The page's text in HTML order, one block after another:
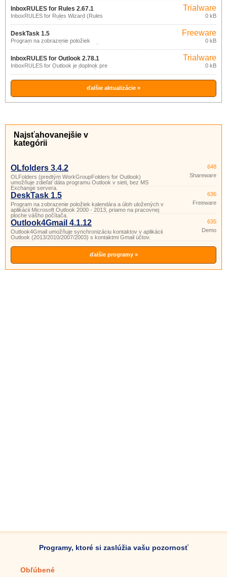
InboxRULES for Rules 2.67.1
InboxRULES for Rules Wizard (Rules
Wizard Edition) je užívateľská akcia
(custom action) pre Pravidlá MS
Outlooku (MS Outlook Rules Wizard).
Trialware
0 kB
DeskTask 1.5
Program na zobrazenie položiek
kalendára a úloh uložených v aplikácii
Microsoft Outlook 2000 - 2013, priamo
na pracovnej ploche vášho počítača.
Freeware
0 kB
InboxRULES for Outlook 2.78.1
InboxRULES for Outlook je doplnok pre
MS Outlook, ktorý spracováva poštu v
okamihu jej doručenia a/alebo odoslania.
Trialware
0 kB
ďalšie aktualizácie »
Najsťahovanejšie v
kategórii
OLfolders 3.4.2
OLFolders (predtým WorkGroupFolders for Outlook)
umožňuje zdieľať dáta programu Outlook v sieti, bez MS
Exchange servera.
648
Shareware
DeskTask 1.5
Program na zobrazenie položiek kalendára a úloh uložených v
aplikácii Microsoft Outlook 2000 - 2013, priamo na pracovnej
ploche vášho počítača.
636
Freeware
Outlook4Gmail 4.1.12
Outlook4Gmail umožňuje synchronizáciu kontaktov v aplikácii
Outlook (2013/2010/2007/2003) s kontaktmi Gmail účtov.
635
Demo
ďalšie programy »
Programy, ktoré si zaslúžia vašu pozornosť
Obľúbené